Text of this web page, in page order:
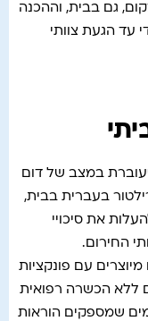
גם בבית, וההכנה
עד הגעת צוותי
במצב של דום
בעברית בבית,
את סיכויי
החירום.
מיוצרים עם פונקציות
ללא הכשרה רפואית
שמספקים הוראות